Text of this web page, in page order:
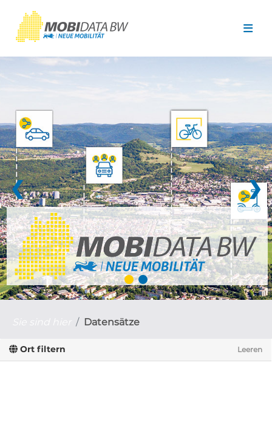
❮ ❯
Datensätze
Ort filtern Leeren